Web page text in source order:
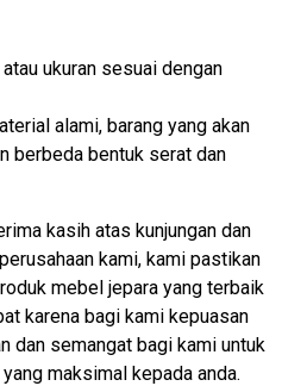
ukuran sesuai dengan
alami, barang yang akan
berbeda bentuk serat dan
kasih atas kunjungan dan
kami, kami pastikan
mebel jepara yang terbaik
karena bagi kami kepuasan
dan semangat bagi kami untuk
maksimal kepada anda.